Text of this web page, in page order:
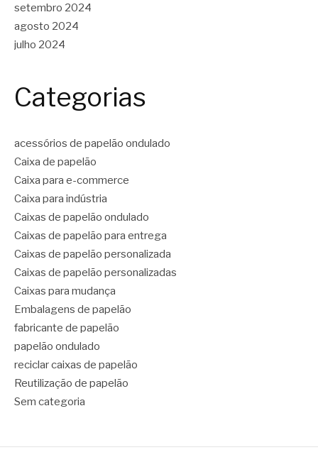
setembro 2024
agosto 2024
julho 2024
Categorias
acessórios de papelão ondulado
Caixa de papelão
Caixa para e-commerce
Caixa para indústria
Caixas de papelão ondulado
Caixas de papelão para entrega
Caixas de papelão personalizada
Caixas de papelão personalizadas
Caixas para mudança
Embalagens de papelão
fabricante de papelão
papelão ondulado
reciclar caixas de papelão
Reutilização de papelão
Sem categoria